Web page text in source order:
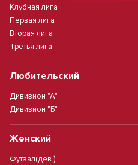
Клубная лига
Первая лига
Вторая лига
Третья лига
Любительский
Дивизион "А"
Дивизион "Б"
Женский
Футзал(дев.)